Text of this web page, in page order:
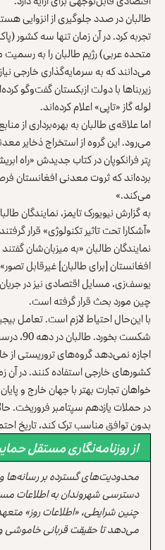
تجربه کرد. در آن‌ زمان تنها سه کشور
متحده عربی) رژیم طالبان را به
می‌دانند که به سرمایه‌گذاری خارجی
زیربناها با دولت ازبکستان گفت‌وگو
لوله گاز «تاپی» اعلام کرده‌اند.
اما علاقه‌ی طالبان به بهره‌برداری از
می‌رود. این گروه از استخراج ذخایر
پتر فرانکوپان در کتاب جدیدش «راه
برده‌اند که ثروت معدنی افغانستان
می‌کند.»
به گزارش نیویورک تایمز، نمایندگان
«آشکارا تحت تاثیر تکنولوژی» قرار
نمایندگان طالبان «به میزبان‌شان
افغانستان [برای طالبان] غیرقابل
یوسف‌زی، مسایل اقتصادی نیز در جریان
چین مورد بحث قرار گرفته است.
شکست
اجازه نمی‌دهد گروه‌های تروریستی از
کشورهای خارجی استفاده کنند. در آن
خواهان تجارت بهتر با جهان خارج و
در حملات یازدهم سپتامبر فروریخت.
بدون توافق مناسب ترک کند، تاریخ
از روزنامه‌نگاری مستقل
محدودیت‌های گسترده بر رسانه‌ها
دسترسی شهروندان به اطلاعات
چنین شرایطی، «اطلاعات روز»
می‌دهد تا حقیقت قربانی